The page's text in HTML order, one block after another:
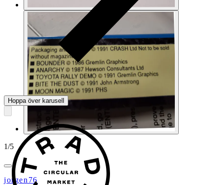
1/5
jorgen76
Hoppa över karusell